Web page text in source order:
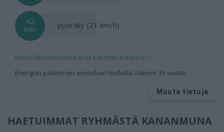
42
min
pyöräily (21 km/h)
Katso liikuntaosiosta lisää kalorinkulutuksia >>
Energian palaminen arvioidaan tiedoilla: Nainen 35 vuotta.
Muuta tietoja
HAETUIMMAT RYHMÄSTÄ KANANMUNA